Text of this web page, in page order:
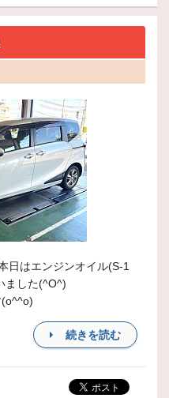
日はエンジンオイル(S-1
ました(^O^)
(o^^o)
続きを読む